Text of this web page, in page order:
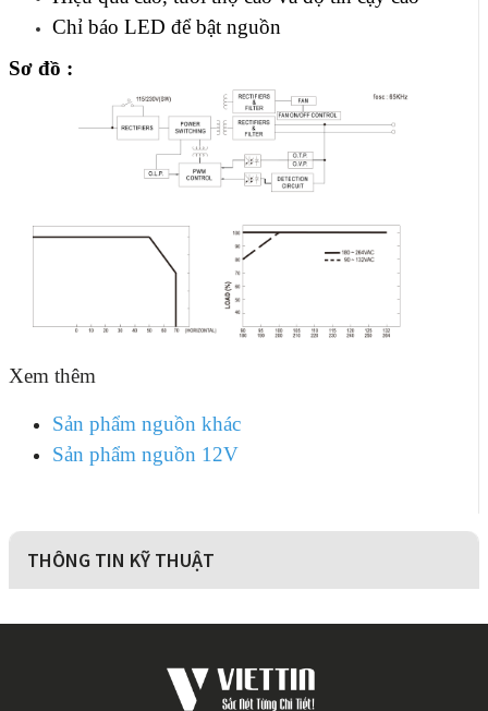
Chỉ báo LED để bật nguồn
Sơ đồ :
Xem thêm
Sản phẩm nguồn khác
Sản phẩm nguồn 12V
THÔNG TIN KỸ THUẬT